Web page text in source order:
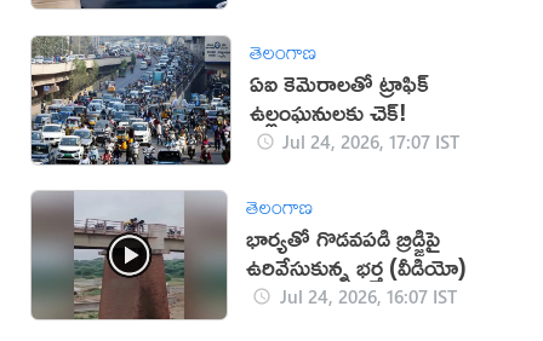
తెలంగాణ
ఏఐ కెమెరాలతో ట్రాఫిక్
ఉల్లంఘనులకు చెక్!
Jul 24, 2026, 17:07 IST
తెలంగాణ
భార్యతో గొడవపడి బ్రిడ్జిపై
ఉరివేసుకున్న భర్త (వీడియో)
Jul 24, 2026, 16:07 IST